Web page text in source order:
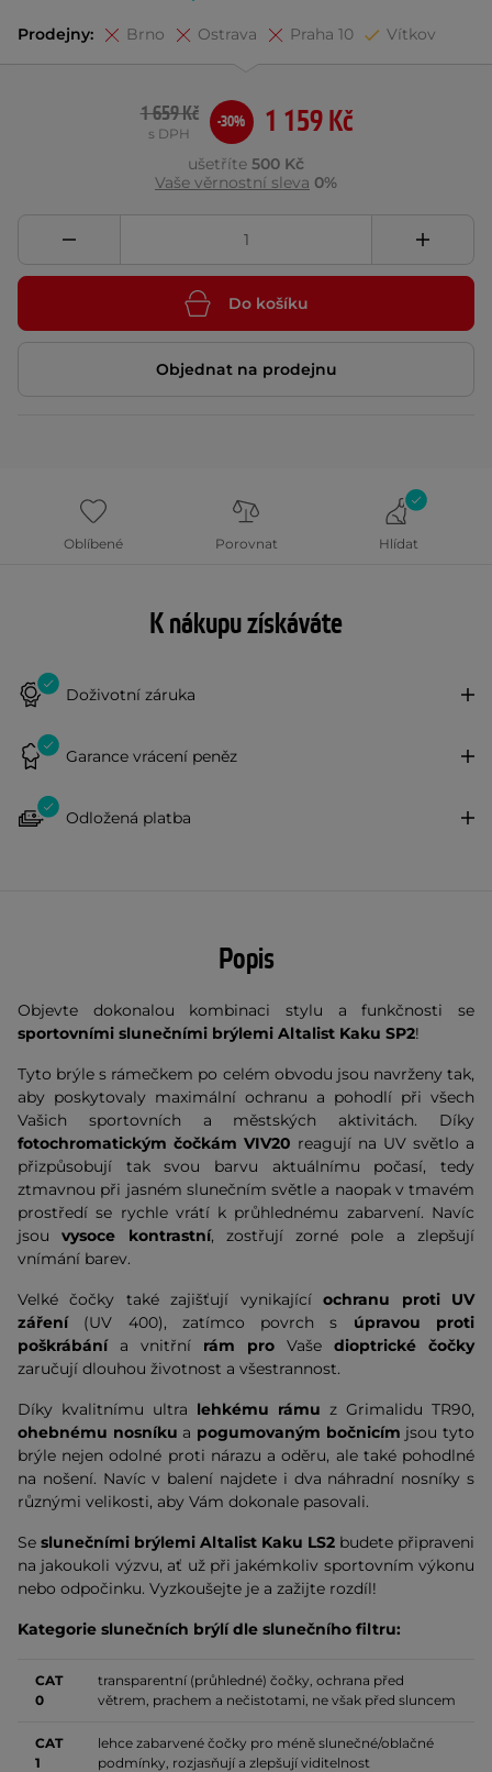
Prodejny: Brno Ostrava Praha 10 Vítkov
1 159 Kč
1 659 Kč
s DPH
-30%
ušetříte 500 Kč
Vaše věrnostní sleva 0%
Do košíku
Objednat na prodejnu
Oblíbené Porovnat Hlídat
K nákupu získáváte
Doživotní záruka
Garance vrácení peněz
Odložená platba
Popis
Objevte dokonalou kombinaci stylu a funkčnosti se
sportovními slunečními brýlemi Altalist Kaku SP2!
Tyto brýle s rámečkem po celém obvodu jsou navrženy tak,
aby poskytovaly maximální ochranu a pohodlí při všech
Vašich sportovních a městských aktivitách. Díky
fotochromatickým čočkám VIV20 reagují na UV světlo a
přizpůsobují tak svou barvu aktuálnímu počasí, tedy
ztmavnou při jasném slunečním světle a naopak v tmavém
prostředí se rychle vrátí k průhlednému zabarvení. Navíc
jsouvysoce kontrastní, zostřují zorné pole a zlepšují
vnímání barev.
Velké čočky také zajišťují vynikajícíochranu proti UV
záření(UV 400), zatímco povrch s úpravou proti
poškrábánía vnitřní rám pro Vaše dioptrické čočky
zaručují dlouhou životnost a všestrannost.
Díky kvalitnímu ultra lehkému rámu z Grimalidu TR90,
ohebnému nosníku a pogumovaným bočnicím jsou tyto
brýle nejen odolné proti nárazu a oděru, ale také pohodlné
na nošení. Navíc v balení najdete i dva náhradní nosníky s
různými velikosti, aby Vám dokonale pasovali.
Se slunečními brýlemi Altalist Kaku LS2 budete připraveni
na jakoukoli výzvu, ať už při jakémkoliv sportovním výkonu
nebo odpočinku. Vyzkoušejte je a zažijte rozdíl!
Kategorie slunečních brýlí dle slunečního filtru:
CAT
0
transparentní (průhledné) čočky, ochrana před
větrem, prachem a nečistotami, ne však před sluncem
CAT
1
lehce zabarvené čočky pro méně slunečné/oblačné
podmínky, rozjasňují a zlepšují viditelnost